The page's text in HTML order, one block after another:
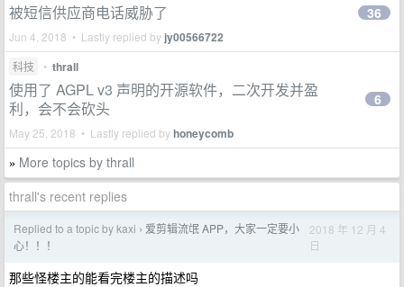
被短信供应商电话威胁了
Jun 4, 2018 • Lastly replied by jy00566722
36
科技 • thrall
使用了 AGPL v3 声明的开源软件，二次开发并盈
利，会不会砍头
May 25, 2018 • Lastly replied byhoneycomb
6
» More topics by thrall
thrall's recent replies
Replied to a topic by kaxi › 爱剪辑流氓 APP，大家一定要小
心！！！
2018 年 12 月 4
日
那些怪楼主的能看完楼主的描述吗